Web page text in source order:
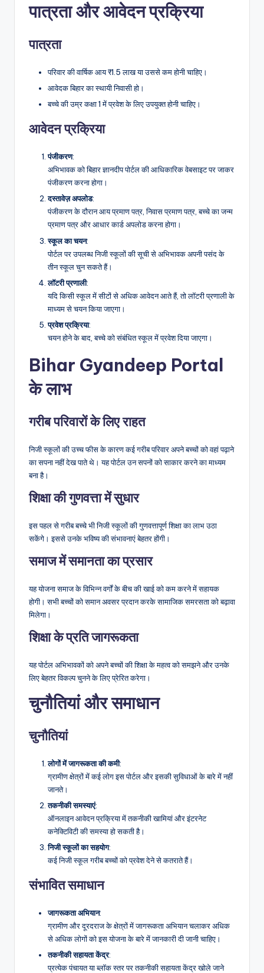
पात्रता और आवेदन प्रक्रिया
पात्रता
परिवार की वार्षिक आय ₹1.5 लाख या उससे कम होनी चाहिए।
आवेदक बिहार का स्थायी निवासी हो।
बच्चे की उम्र कक्षा 1 में प्रवेश के लिए उपयुक्त होनी चाहिए।
आवेदन प्रक्रिया
पंजीकरण:
अभिभावक को बिहार ज्ञानदीप पोर्टल की आधिकारिक वेबसाइट पर जाकर
पंजीकरण करना होगा।
दस्तावेज़ अपलोड:
पंजीकरण के दौरान आय प्रमाण पत्र, निवास प्रमाण पत्र, बच्चे का जन्म
प्रमाण पत्र और आधार कार्ड अपलोड करना होगा।
स्कूल का चयन:
पोर्टल पर उपलब्ध निजी स्कूलों की सूची से अभिभावक अपनी पसंद के
तीन स्कूल चुन सकते हैं।
लॉटरी प्रणाली:
यदि किसी स्कूल में सीटों से अधिक आवेदन आते हैं, तो लॉटरी प्रणाली के
माध्यम से चयन किया जाएगा।
प्रवेश प्रक्रिया:
चयन होने के बाद, बच्चे को संबंधित स्कूल में प्रवेश दिया जाएगा।
Bihar Gyandeep Portal
के लाभ
गरीब परिवारों के लिए राहत
निजी स्कूलों की उच्च फीस के कारण कई गरीब परिवार अपने बच्चों को वहां पढ़ाने
का सपना नहीं देख पाते थे। यह पोर्टल उन सपनों को साकार करने का माध्यम
बना है।
शिक्षा की गुणवत्ता में सुधार
इस पहल से गरीब बच्चे भी निजी स्कूलों की गुणवत्तापूर्ण शिक्षा का लाभ उठा
सकेंगे। इससे उनके भविष्य की संभावनाएं बेहतर होंगी।
समाज में समानता का प्रसार
यह योजना समाज के विभिन्न वर्गों के बीच की खाई को कम करने में सहायक
होगी। सभी बच्चों को समान अवसर प्रदान करके सामाजिक समरसता को बढ़ावा
मिलेगा।
शिक्षा के प्रति जागरूकता
यह पोर्टल अभिभावकों को अपने बच्चों की शिक्षा के महत्व को समझने और उनके
लिए बेहतर विकल्प चुनने के लिए प्रेरित करेगा।
चुनौतियां और समाधान
चुनौतियां
लोगों में जागरूकता की कमी:
ग्रामीण क्षेत्रों में कई लोग इस पोर्टल और इसकी सुविधाओं के बारे में नहीं
जानते।
तकनीकी समस्याएं:
ऑनलाइन आवेदन प्रक्रिया में तकनीकी खामियां और इंटरनेट
कनेक्टिविटी की समस्या हो सकती है।
निजी स्कूलों का सहयोग:
कई निजी स्कूल गरीब बच्चों को प्रवेश देने से कतराते हैं।
संभावित समाधान
जागरूकता अभियान:
ग्रामीण और दूरदराज के क्षेत्रों में जागरूकता अभियान चलाकर अधिक
से अधिक लोगों को इस योजना के बारे में जानकारी दी जानी चाहिए।
तकनीकी सहायता केंद्र:
प्रत्येक पंचायत या ब्लॉक स्तर पर तकनीकी सहायता केंद्र खोले जाने